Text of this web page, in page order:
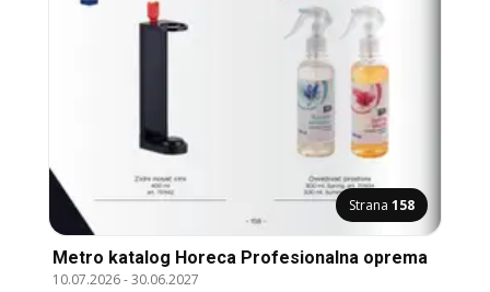
Strana 158
Metro katalog Horeca Profesionalna oprema
10.07.2026-30.06.2027